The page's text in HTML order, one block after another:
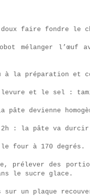
doux faire fondre le
mélanger
la préparation et
levure et le sel :
pâte devienne
2h : la pâte va
four à 170 degrés.
prélever des
le sucre glace.
sur un plaque